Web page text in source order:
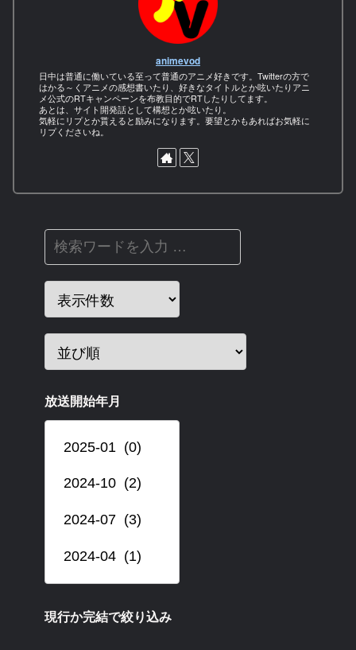
animevod
日中は普通に働いている至って普通のアニメ好きです。Twitterの方で
はかる～くアニメの感想書いたり、好きなタイトルとか呟いたりアニ
メ公式のRTキャンペーンを布教目的でRTしたりしてます。
あとは、サイト開発話として構想とか呟いたり。
気軽にリプとか貰えると励みになります。要望とかもあればお気軽に
リプくださいね。
放送開始年月
現行か完結で絞り込み